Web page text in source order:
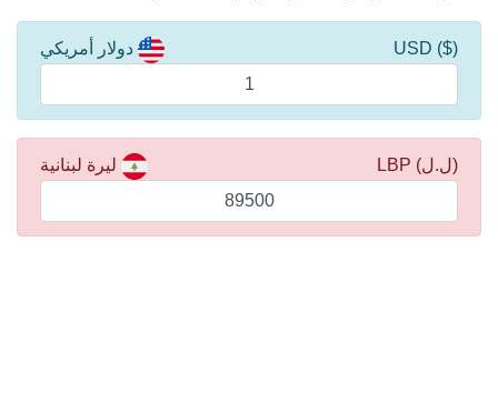
دولار أمريكي ($) USD
ليرة لبنانية (ل.ل) LBP